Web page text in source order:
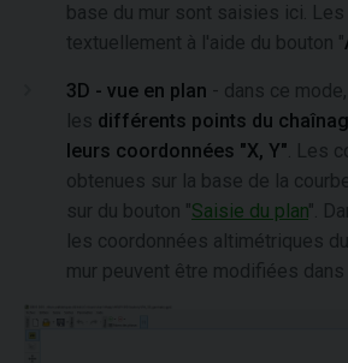
base du mur sont saisies ici.
textuellement à l'aide du bouton "
3D - vue en plan - dans ce
les différents points du
leurs coordonnées "X, Y" . Les
obtenues sur la base de la
sur du bouton "Saisie du plan".
les coordonnées altimétriques
mur peuvent être modifiées dans